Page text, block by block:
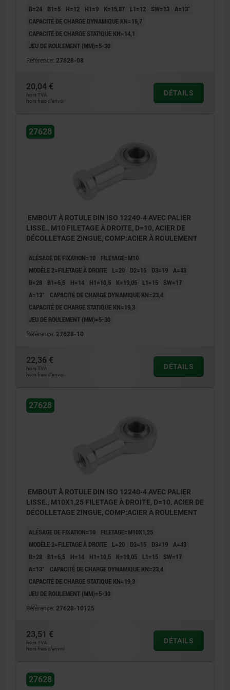
B=24
B1=5 H=12 H1=9 K=15,87 L1=12 SW=13 Α=13°
CAPACITÉ DE CHARGE DYNAMIQUE KN=16,7
CAPACITÉ DE CHARGE STATIQUE KN=14,1
JEU DE ROULEMENT (ΜM)=5-30
Référence: 27628-08
20,04 €
hors TVA
hors frais d’envoi
DÉTAILS
27628
EMBOUT À ROTULE DIN ISO 12240-4 AVEC PALIER
LISSE., M10 FILETAGE À DROITE, D=10, ACIER DE
DÉCOLLETAGE ZINGUE, COMP:ACIER À ROULEMENT
ALÉSAGE DE FIXATION=10
FILETAGE=M10
MODÈLE 2=FILETAGE À DROITE
L=20 D2=15 D3=19 A=43
B=28
B1=6,5 H=14 H1=10,5 K=19,05 L1=15
SW=17
Α=13°
CAPACITÉ DE CHARGE DYNAMIQUE KN=23,4
CAPACITÉ DE CHARGE STATIQUE KN=19,3
JEU DE ROULEMENT (ΜM)=5-30
Référence: 27628-10
22,36 €
hors TVA
hors frais d’envoi
DÉTAILS
27628
EMBOUT À ROTULE DIN ISO 12240-4 AVEC PALIER
LISSE., M10X1,25 FILETAGE À DROITE, D=10, ACIER DE
DÉCOLLETAGE ZINGUE, COMP:ACIER À ROULEMENT
ALÉSAGE DE FIXATION=10
FILETAGE=M10X1,25
MODÈLE 2=FILETAGE À DROITE
L=20 D2=15 D3=19
A=43
B=28
B1=6,5 H=14 H1=10,5 K=19,05 L1=15
SW=17
Α=13°
CAPACITÉ DE CHARGE DYNAMIQUE KN=23,4
CAPACITÉ DE CHARGE STATIQUE KN=19,3
JEU DE ROULEMENT (ΜM)=5-30
Référence: 27628-10125
23,51 €
hors TVA
hors frais d’envoi
DÉTAILS
27628